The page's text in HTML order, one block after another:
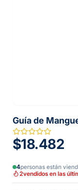
Guía de
$18.482
4personas están
2vendidos en las